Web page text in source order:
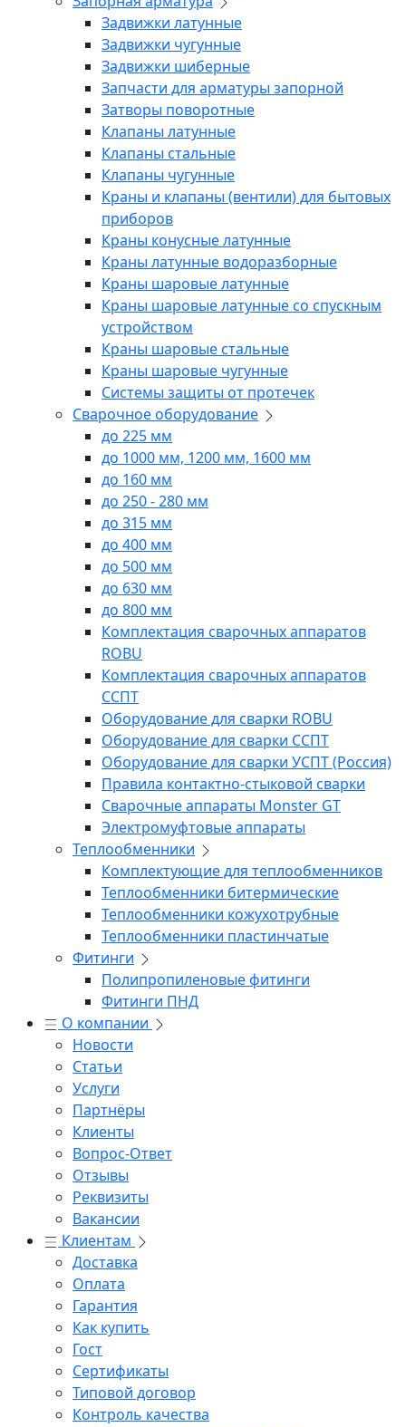
Задвижки латунные
Задвижки чугунные
Задвижки шиберные
Запчасти для арматуры запорной
Затворы поворотные
Клапаны латунные
Клапаны стальные
Клапаны чугунные
Краны и клапаны (вентили) для бытовых
приборов
Краны конусные латунные
Краны латунные водоразборные
Краны шаровые латунные
Краны шаровые латунные со спускным
устройством
Краны шаровые стальные
Краны шаровые чугунные
Системы защиты от протечек
Сварочное оборудование
до 225 мм
до 1000 мм, 1200 мм, 1600 мм
до 160 мм
до 250 - 280 мм
до 315 мм
до 400 мм
до 500 мм
до 630 мм
до 800 мм
Комплектация сварочных аппаратов
ROBU
Комплектация сварочных аппаратов
ССПТ
Оборудование для сварки ROBU
Оборудование для сварки ССПТ
Оборудование для сварки УСПТ (Россия)
Правила контактно-стыковой сварки
Сварочные аппараты Monster GT
Электромуфтовые аппараты
Теплообменники
Комплектующие для теплообменников
Теплообменники битермические
Теплообменники кожухотрубные
Теплообменники пластинчатые
Фитинги
Полипропиленовые фитинги
Фитинги ПНД
О компании
Новости
Статьи
Услуги
Партнёры
Клиенты
Вопрос-Ответ
Отзывы
Реквизиты
Вакансии
Клиентам
Доставка
Оплата
Гарантия
Как купить
Гост
Сертификаты
Типовой договор
Контроль качества